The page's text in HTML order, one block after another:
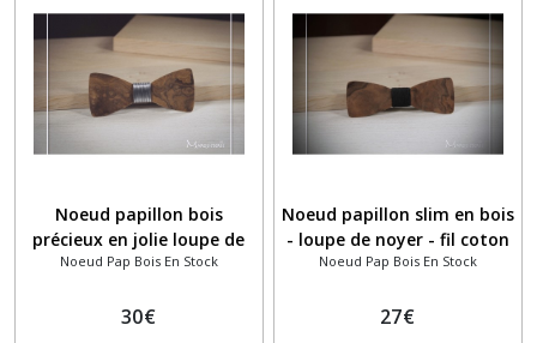
Noeud papillon bois
précieux en jolie loupe de
noyer et fil aluminium
Noeud Pap Bois En Stock
30€
Noeud papillon slim en bois
- loupe de noyer - fil coton
noir
Noeud Pap Bois En Stock
27€